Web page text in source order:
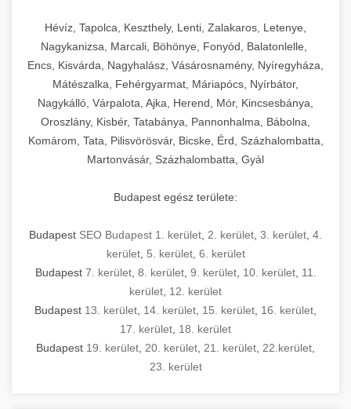
Hévíz, Tapolca, Keszthely, Lenti, Zalakaros, Letenye,
Nagykanizsa, Marcali, Böhönye, Fonyód, Balatonlelle,
Encs, Kisvárda, Nagyhalász, Vásárosnamény, Nyíregyháza,
Mátészalka, Fehérgyarmat, Máriapócs, Nyírbátor,
Nagykálló, Várpalota, Ajka, Herend, Mór, Kincsesbánya,
Oroszlány, Kisbér, Tatabánya, Pannonhalma, Bábolna,
Komárom, Tata, Pilisvörösvár, Bicske, Érd, Százhalombatta,
Martonvásár, Százhalombatta, Gyál
Budapest egész területe:
Budapest SEO Budapest 1. kerület 2. kerület 3. kerület 4.
kerület, 5. kerület, 6. kerület
Budapest 7. kerület, 8. kerület, 9. kerület, 10. kerület, 11.
kerület 12. kerület
Budapest 13. kerület 14. kerület 15. kerület 16. kerület
17. kerület 18. kerület
Budapest 19. kerület 20. kerület 21. kerület 22.kerület
23. kerület